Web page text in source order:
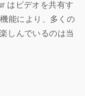
はビデオを共有す
能により、多くの
しんでいるのは当